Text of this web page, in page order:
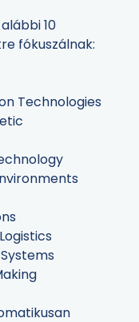
10
fókuszálnak:
Technologies